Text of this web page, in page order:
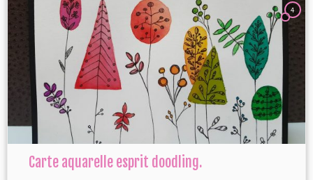
4
Carte aquarelle esprit doodling.